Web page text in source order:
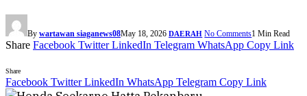
By wartawan siaganews08May 18, 2026 DAERAH No Comments1 Min Read
Share Facebook Twitter LinkedIn Telegram WhatsApp Copy Link
Share
Facebook Twitter LinkedIn WhatsApp Telegram Copy Link